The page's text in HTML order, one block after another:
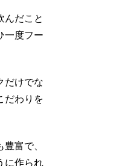
んだこと
一度フー
だけでな
だわりを
富で、
に作られ